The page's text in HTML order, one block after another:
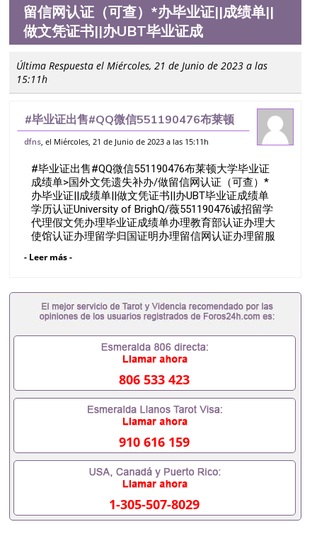
留信网认证（可查）*办毕业证||成绩单||
做文凭证书||办UBT毕业证成
Última Respuesta el Miércoles, 21 de Junio de 2023 a las
15:11h
#毕业证出售#QQ微信551190476布莱顿
大学毕业证成绩单>国外文凭遗失补办/做留
凭证书||办UBT毕业证成
dfns , el Miércoles, 21 de Junio de 2023 a las 15:11h
#毕业证出售#QQ微信551190476布莱顿大学毕业证
成绩单>国外文凭遗失补办/做留信网认证（可查）*
办毕业证||成绩单||做文凭证书||办UBT毕业证成绩单
学历认证University of BrighQ/薇551190476诚招留学
代理假文凭办理毕业证成绩单办理教育部认证办理大
使馆认证办理留学归国证明办理留信网认证办理留服
位证书办理美国文凭办理澳洲文凭办理英国文凭办理
业证+成绩单+留学回国人员证明+教育部认证,录取通
知书，雅思。（全套留学回国必备证明材料，给父母
及亲朋好友一份完美交代）； 2、雅思、托福，
校、转学，甚至是申请工签都可以用到）。 注：上述
材料，随时都可以安排办理，毕业证成绩单，学校，
内找工作假的毕业证可以用吗551190476假的毕业证
成绩单可以办学历认证吗551190476要定居国外需要
办理什么材料551190476入职事业单位/国企假的毕业
证会查吗551190476入职国企/事业单位需要些什么材
料551190476办理假毕业证在国内能用吗, 挂科拿不到
毕业证怎么办, 毕业证丢了怎么办, 没有正常毕业怎么
办理毕业证,没毕业可以办学历认证吗,您是否因为中
途辍学、挂科而没有正常毕业551190476您是否因为
递交材料不齐而被拒之门外551190476您是否因没正
常毕业而导致回国得不到教育部认证在校挂科了不想
读了,成绩不理想毕不了业怎么办551190476找工作没
- Leer más -
806 533 423
910 616 159
1-305-507-8029